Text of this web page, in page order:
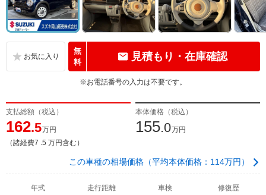
無
料
見積もり・在庫確認
※お電話番号の入力は不要です。
支払総額（税込）
162.5万円
（諸経費7 .5 万円含む）
本体価格（税込）
155.0万円
この車種の相場価格（平均本体価格：114万円）
年式 走行距離
車検
修復歴